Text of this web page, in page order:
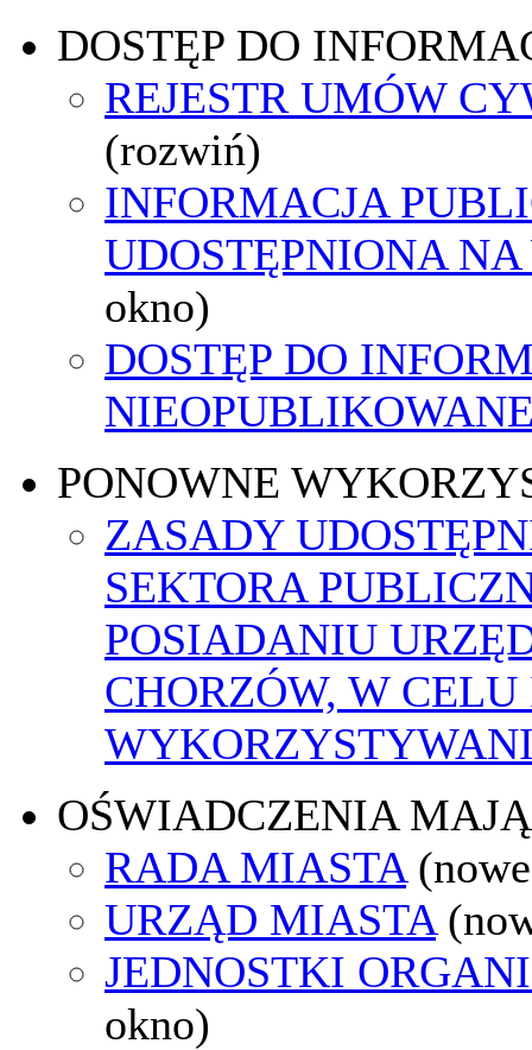
DOSTĘP DO
REJESTR UMÓW
(rozwiń)
INFORMACJA
UDOSTĘPNIONA
okno)
DOSTĘP DO
PONOWNE
ZASADY
SEKTORA
POSIADANIU
CHORZÓW, W
OŚWIADCZENIA
RADA MIASTA
URZĄD MIASTA
JEDNOSTKI
okno)